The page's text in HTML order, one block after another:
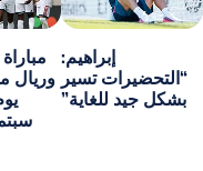
تسير
مباراة ريال بيتيس
وريال مدريد ستقام
يوم الجمعة، 4
سبتمبر، الساعة